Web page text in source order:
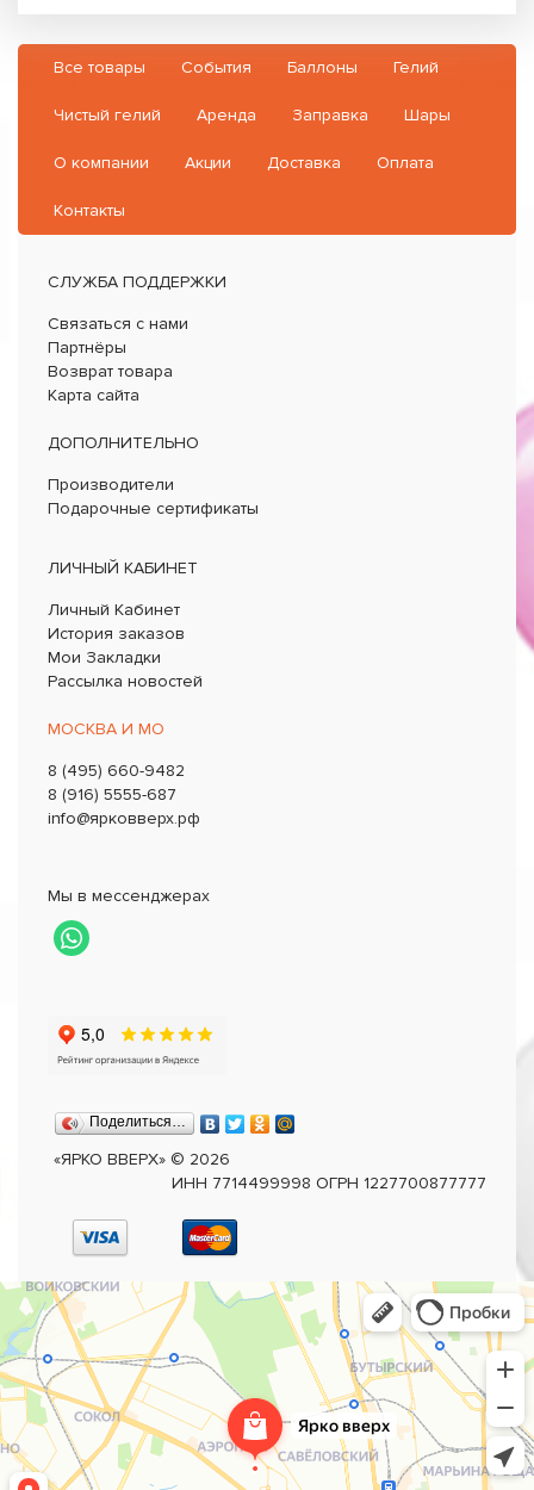
Все товары События Баллоны Гелий
Чистый гелий Аренда Заправка Шары
О компании Акции Доставка Оплата
Контакты
СЛУЖБА ПОДДЕРЖКИ
Связаться с нами
Партнёры
Возврат товара
Карта сайта
ДОПОЛНИТЕЛЬНО
Производители
Подарочные сертификаты
ЛИЧНЫЙ КАБИНЕТ
Личный Кабинет
История заказов
Мои Закладки
Рассылка новостей
МОСКВА И МО
8 (495) 660-9482
8 (916) 5555-687
info@ярковверх.рф
Мы в мессенджерах
Поделиться…
«ЯРКО ВВЕРХ» © 2026
ИНН 7714499998 ОГРН 1227700877777